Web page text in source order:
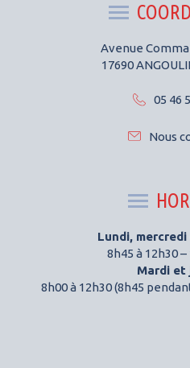
Avenue
17690
05 46
Nous
Lundi,
8h45 à 12h30 –
Mardi et
8h00 à 12h30 (8h45